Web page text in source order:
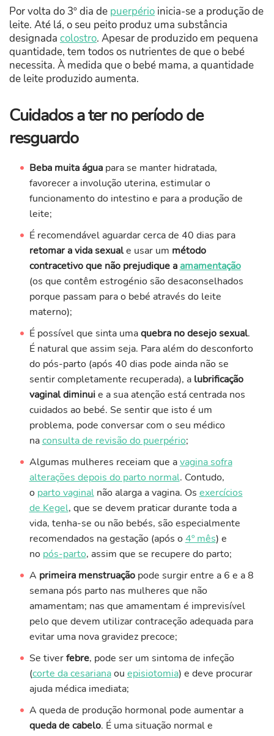
Por volta do 3º dia de puerpério inicia-se a produção de
leite. Até lá, o seu peito produz uma substância
designada colostro. Apesar de produzido em pequena
quantidade, tem todos os nutrientes de que o bebé
necessita. À medida que o bebé mama, a quantidade
de leite produzido aumenta. ​
Cuidados a ter no período de
resguardo
Beba muita águapara se manter hidratada,
favorecer a involução uterina, estimular o
funcionamento do intestino e para a produção de
leite;
É recomendável aguardar cerca de 40 dias para
retomar a vida sexuale usar um método
contracetivo que não prejudique a amamentação
(os que contêm estrogénio são desaconselhados
porque passam para o bebé através do leite
materno);
É possível que sinta umaquebra no desejo sexual.
É natural que assim seja. Para além do desconforto
do pós-parto (após 40 dias pode ainda não se
sentir completamente recuperada), a lubrificação
vaginal diminuie a sua atenção está centrada nos
cuidados ao bebé. Se sentir que isto é um
problema, pode conversar com o seu médico
naconsulta de revisão do puerpério;
Algumas mulheres receiam que avagina sofra
alterações depois do parto normal. Contudo,
o parto vaginalnão alarga a vagina. Os exercícios
de Kegel, que se devem praticar durante toda a
vida, tenha-se ou não bebés, são especialmente
recomendados na gestação (após o 4º mês) e
no pós-parto, assim que se recupere do parto;
​A primeira menstruaçãopode surgir entre a 6 e a 8
semana pós parto nas mulheres que não
amamentam; nas que amamentam é imprevisível
pelo que devem utilizar contraceção adequada para
evitar uma nova gravidez precoce;​
Se tiverfebre, pode ser um sintoma de infeção
(corte da cesarianaou episiotomia) e deve procurar
ajuda médica imediata;
A queda de produção hormonal pode aumentar a
queda de cabelo. É uma situação normal e